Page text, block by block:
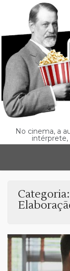
No cinema, a
intérprete,
Categoria: